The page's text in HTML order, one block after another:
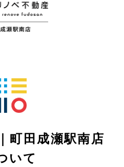
町田成瀬駅南店
いて